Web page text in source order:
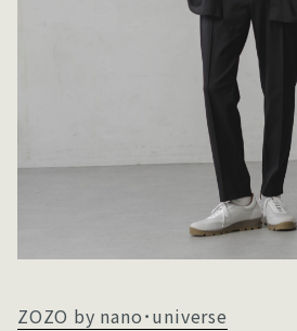
ZOZO by nano･universe